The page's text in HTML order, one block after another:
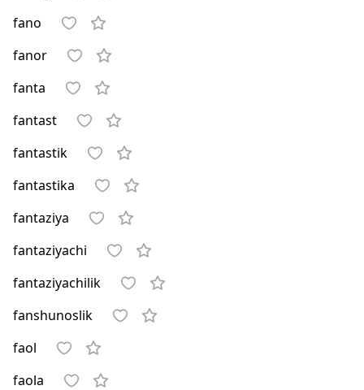
fano
fanor
fanta
fantast
fantastik
fantastika
fantaziya
fantaziyachi
fantaziyachilik
fanshunoslik
faol
faola